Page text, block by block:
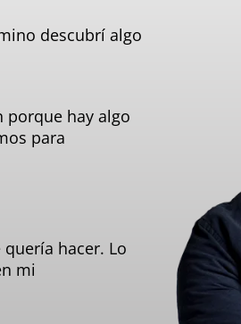
descubrí algo
porque hay algo
para
hacer. Lo
mi